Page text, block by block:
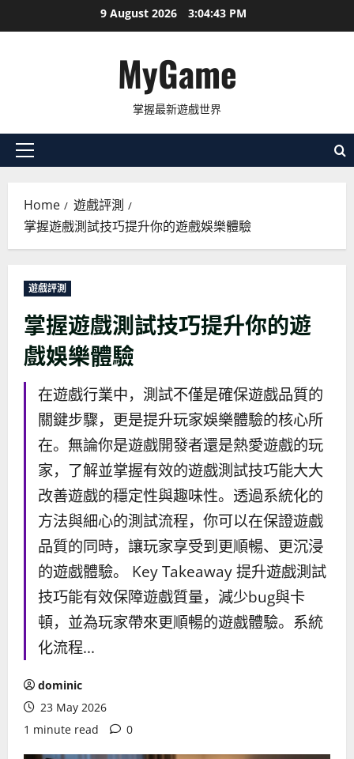
to
9 August 2026 3:04:44 PM
MyGame
掌握最新遊戲世界
Primary
Home
遊戲評測
掌握遊戲測試技巧提升你的遊戲娛樂體驗
遊戲評測
掌握遊戲測試技巧提升你的遊
戲娛樂體驗
在遊戲行業中，測試不僅是確保遊戲品質的
關鍵步驟，更是提升玩家娛樂體驗的核心所
在。無論你是遊戲開發者還是熱愛遊戲的玩
家，了解並掌握有效的遊戲測試技巧能大大
改善遊戲的穩定性與趣味性。透過系統化的
方法與細心的測試流程，你可以在保證遊戲
品質的同時，讓玩家享受到更順暢、更沉浸
的遊戲體驗。 Key Takeaway 提升遊戲測試
技巧能有效保障遊戲質量，減少bug與卡
頓，並為玩家帶來更順暢的遊戲體驗。系統
化流程...
dominic
23 May 2026
1 minute read
0